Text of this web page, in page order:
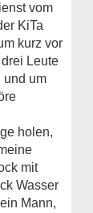
vom
KiTa
kurz vor
Leute
und um
holen,
mit
Wasser
Mann,